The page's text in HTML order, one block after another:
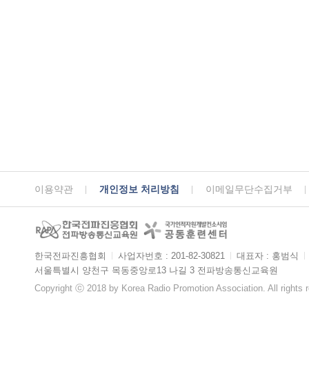
이용약관 개인정보 처리방침 이메일무단수집거부
한국전파진흥협회 사업자번호 : 201-82-30821 대표자 : 홍범식
서울특별시 양천구 목동중앙로13 나길 3 전파방송통신교육원
Copyright ⓒ 2018 by Korea Radio Promotion Association. All rights